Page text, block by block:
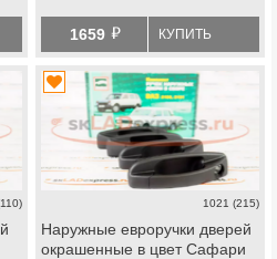
1659 й КУПИТЬ
1021 (215)
Наружные евроручки дверей
окрашенные в цвет Сафари